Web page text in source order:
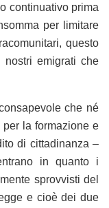
continuativo prima
per limitare
questo
nostri emigrati che
che né
per la formazione e
di cittadinanza –
in quanto i
sprovvisti del
e cioè dei due